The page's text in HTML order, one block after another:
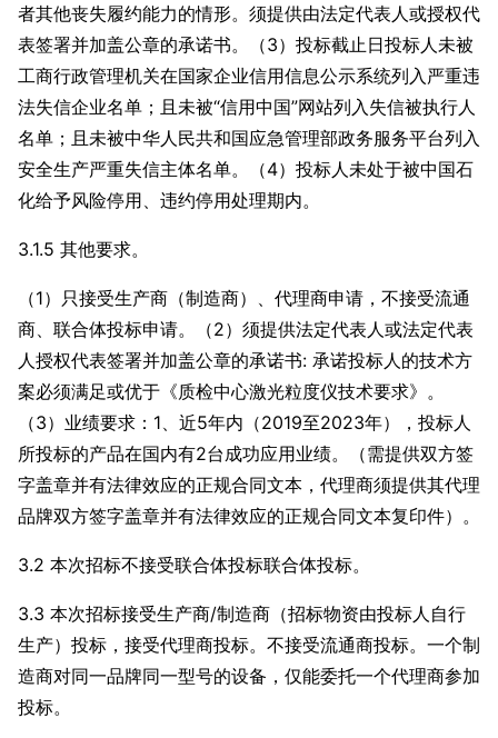
者其他丧失履约能力的情形。须提供由法定代表人或授权代
表签署并加盖公章的承诺书。（3）投标截止日投标人未被
工商行政管理机关在国家企业信用信息公示系统列入严重违
法失信企业名单；且未被“信用中国”网站列入失信被执行人
名单；且未被中华人民共和国应急管理部政务服务平台列入
安全生产严重失信主体名单。（4）投标人未处于被中国石
化给予风险停用、违约停用处理期内。
3.1.5 其他要求。
（1）只接受生产商（制造商）、代理商申请，不接受流通
商、联合体投标申请。（2）须提供法定代表人或法定代表
人授权代表签署并加盖公章的承诺书: 承诺投标人的技术方
案必须满足或优于《质检中心激光粒度仪技术要求》。
（3）业绩要求：1、近5年内（2019至2023年），投标人
所投标的产品在国内有2台成功应用业绩。（需提供双方签
字盖章并有法律效应的正规合同文本，代理商须提供其代理
品牌双方签字盖章并有法律效应的正规合同文本复印件）。
3.2 本次招标不接受联合体投标联合体投标。
3.3 本次招标接受生产商/制造商（招标物资由投标人自行
生产）投标，接受代理商投标。不接受流通商投标。一个制
造商对同一品牌同一型号的设备，仅能委托一个代理商参加
投标。